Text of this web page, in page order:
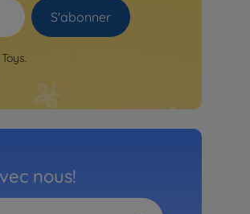
S'abonner
nous!